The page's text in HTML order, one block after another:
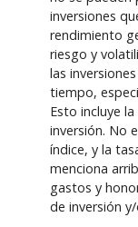
inversiones
rendimiento
riesgo y
las
tiempo,
Esto incluye
inversión. No
índice, y la
menciona
gastos y
de inversión